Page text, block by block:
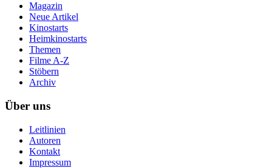
Magazin
Neue Artikel
Kinostarts
Heimkinostarts
Themen
Filme A-Z
Stöbern
Archiv
Über uns
Leitlinien
Autoren
Kontakt
Impressum